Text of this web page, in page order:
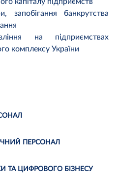
запобігання банкрутства
на підприємствах
комплексу України
ПЕРСОНАЛ
ТА ЦИФРОВОГО БІЗНЕСУ